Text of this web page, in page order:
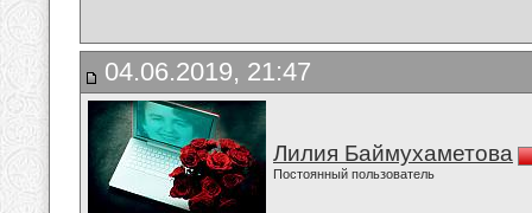
04.06.2019, 21:47
Лилия Баймухаметова
Постоянный пользователь